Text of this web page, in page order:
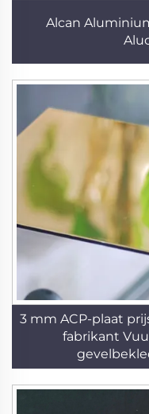
Alcan
3 mm ACP-plaat
fabrikant